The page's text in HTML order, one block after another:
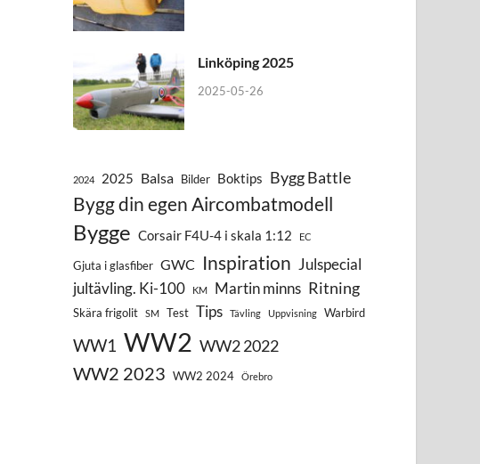
Linköping 2025
2025-05-26
2024 2025 Balsa Bilder Boktips Bygg Battle
Bygg din egen Aircombatmodell
Bygge Corsair F4U-4 i skala 1:12 EC
Gjuta i glasfiber GWC Inspiration Julspecial
jultävling. Ki-100
KM Martin minns Ritning
Skära frigolit SM Test Tips Tävling Uppvisning Warbird
WW1 WW2 WW2 2022
WW2 2023 WW2 2024 Örebro